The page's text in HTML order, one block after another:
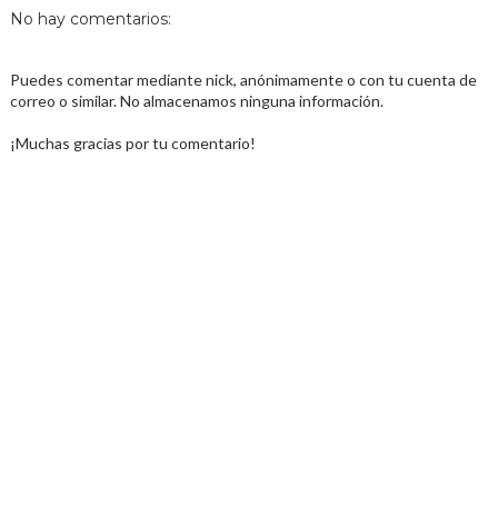
No hay comentarios:
Puedes comentar mediante nick, anónimamente o con tu cuenta de
correo o similar. No almacenamos ninguna información.
¡Muchas gracias por tu comentario!